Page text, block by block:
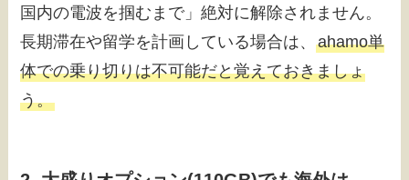
国内の電波を掴むまで」絶対に解除されません。
長期滞在や留学を計画している場合は、ahamo単
体での乗り切りは不可能だと覚えておきましょ
う。